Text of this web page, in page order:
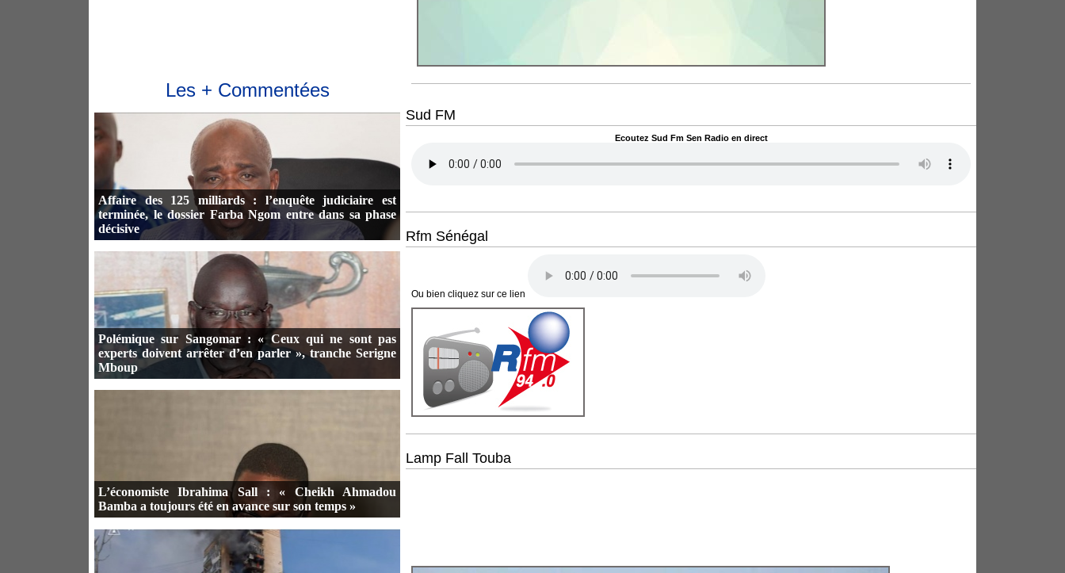
Les + Commentées
Affaire des 125 milliards : l’enquête judiciaire est
terminée, le dossier Farba Ngom entre dans sa phase
décisive
Polémique sur Sangomar : « Ceux qui ne sont pas
experts doivent arrêter d’en parler », tranche Serigne
Mboup
L’économiste Ibrahima Sall : « Cheikh Ahmadou
Bamba a toujours été en avance sur son temps »
Sud FM
Ecoutez Sud Fm Sen Radio en direct
Rfm Sénégal
Ou bien cliquez sur ce lien
Lamp Fall Touba